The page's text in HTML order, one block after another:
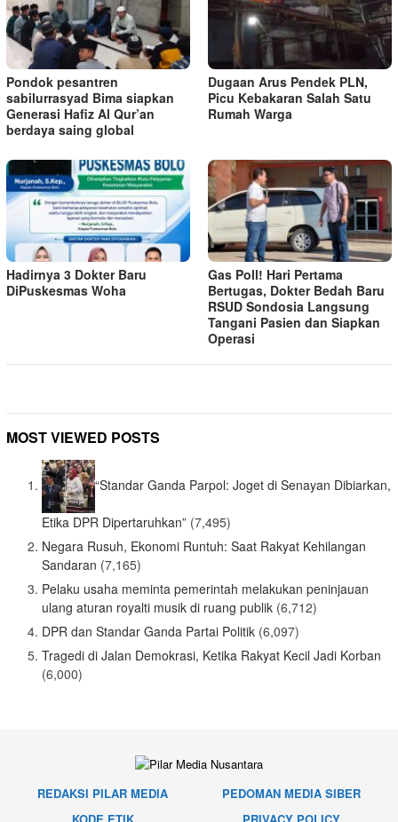
Pondok pesantren
sabilurrasyad Bima siapkan
Generasi Hafiz Al Qur’an
berdaya saing global
Dugaan Arus Pendek PLN,
Picu Kebakaran Salah Satu
Rumah Warga
Hadirnya 3 Dokter Baru
DiPuskesmas Woha
Gas Poll! Hari Pertama
Bertugas, Dokter Bedah Baru
RSUD Sondosia Langsung
Tangani Pasien dan Siapkan
Operasi
MOST VIEWED POSTS
“Standar Ganda Parpol: Joget di Senayan Dibiarkan,
Etika DPR Dipertaruhkan” (7,495)
Negara Rusuh, Ekonomi Runtuh: Saat Rakyat Kehilangan
Sandaran (7,165)
Pelaku usaha meminta pemerintah melakukan peninjauan
ulang aturan royalti musik di ruang publik (6,712)
DPR dan Standar Ganda Partai Politik (6,097)
Tragedi di Jalan Demokrasi, Ketika Rakyat Kecil Jadi Korban
(6,000)
REDAKSI PILAR MEDIA
PEDOMAN MEDIA SIBER